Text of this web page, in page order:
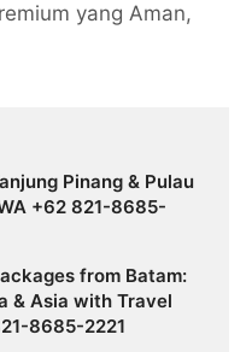
yang Aman,
Pinang & Pulau
+62 821-8685-
from Batam:
& Asia with Travel
8685-2221